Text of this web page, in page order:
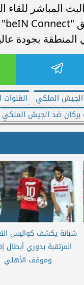
المباشر
بجودة
الملكي
ضد الجيش الملكي
شبانة يكشف كواليس
المرتقبة بدوري أبطال
وموقف الأهلي